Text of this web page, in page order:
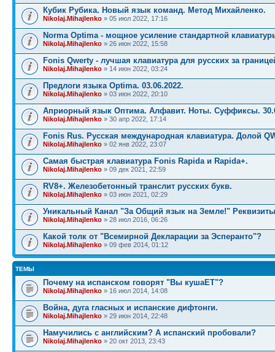
Кубик Рубика. Новый язык команд. Метод Михайленко.
Nikolaj.Mihajlenko » 05 июл 2022, 17:16
Norma Optima - мощное усиление стандартной
Nikolaj.Mihajlenko » 26 июн 2022, 15:58
Fonis Qwerty - лучшая клавиатура для русских за
Nikolaj.Mihajlenko » 14 июн 2022, 03:24
Предлоги языка Optima. 03.06.2022.
Nikolaj.Mihajlenko » 03 июн 2022, 20:10
Априорный язык Оптима. Алфавит. Ноты. Суффиксы.
Nikolaj.Mihajlenko » 30 апр 2022, 17:14
Fonis Rus. Русская международная клавиатура. Долой
Nikolaj.Mihajlenko » 02 янв 2022, 23:07
Самая быстрая клавиатура Fonis Rapida и Rapida+.
Nikolaj.Mihajlenko » 09 дек 2021, 22:59
RV8+. Железобетонный транслит русских букв.
Nikolaj.Mihajlenko » 03 июн 2021, 02:29
Уникальный Канал "За Общий язык на Земле!"
Nikolaj.Mihajlenko » 28 июл 2016, 06:26
Какой толк от "Всемирной Декларации за Эсперанто"?
Nikolaj.Mihajlenko » 09 фев 2014, 01:12
ТЕМЫ
Почему на испанском говорят "Вы кушаЕТ"?
Nikolaj.Mihajlenko » 16 июл 2014, 14:08
Война, дуга гласных и испанские дифтонги.
Nikolaj.Mihajlenko » 29 июн 2014, 22:48
Намучились с английским? А испанский пробовали?
Nikolaj.Mihajlenko » 20 окт 2013, 23:43